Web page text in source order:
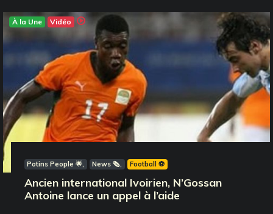
À la Une Vidéo
Potins People 🌟 News 🗞️ Football ⚽️
Ancien international Ivoirien, N’Gossan
Antoine lance un appel à l’aide